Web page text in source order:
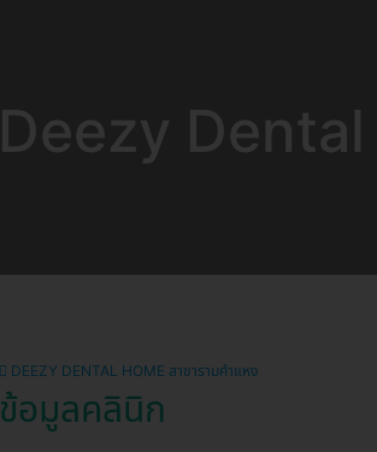
Deezy Dental
DEEZY DENTAL HOME สาขารามคำแหง
ข้อมูลคลินิก